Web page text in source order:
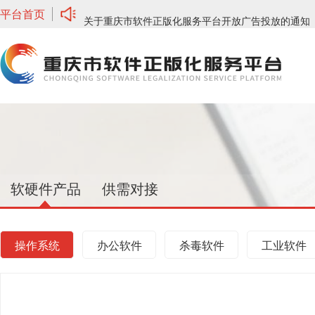
平台首页
关于重庆市软件正版化服务平台开放广告投放的通知
软硬件产品 供需对接
操作系统 办公软件 杀毒软件 工业软件